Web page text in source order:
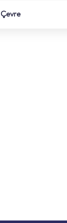
Çevre